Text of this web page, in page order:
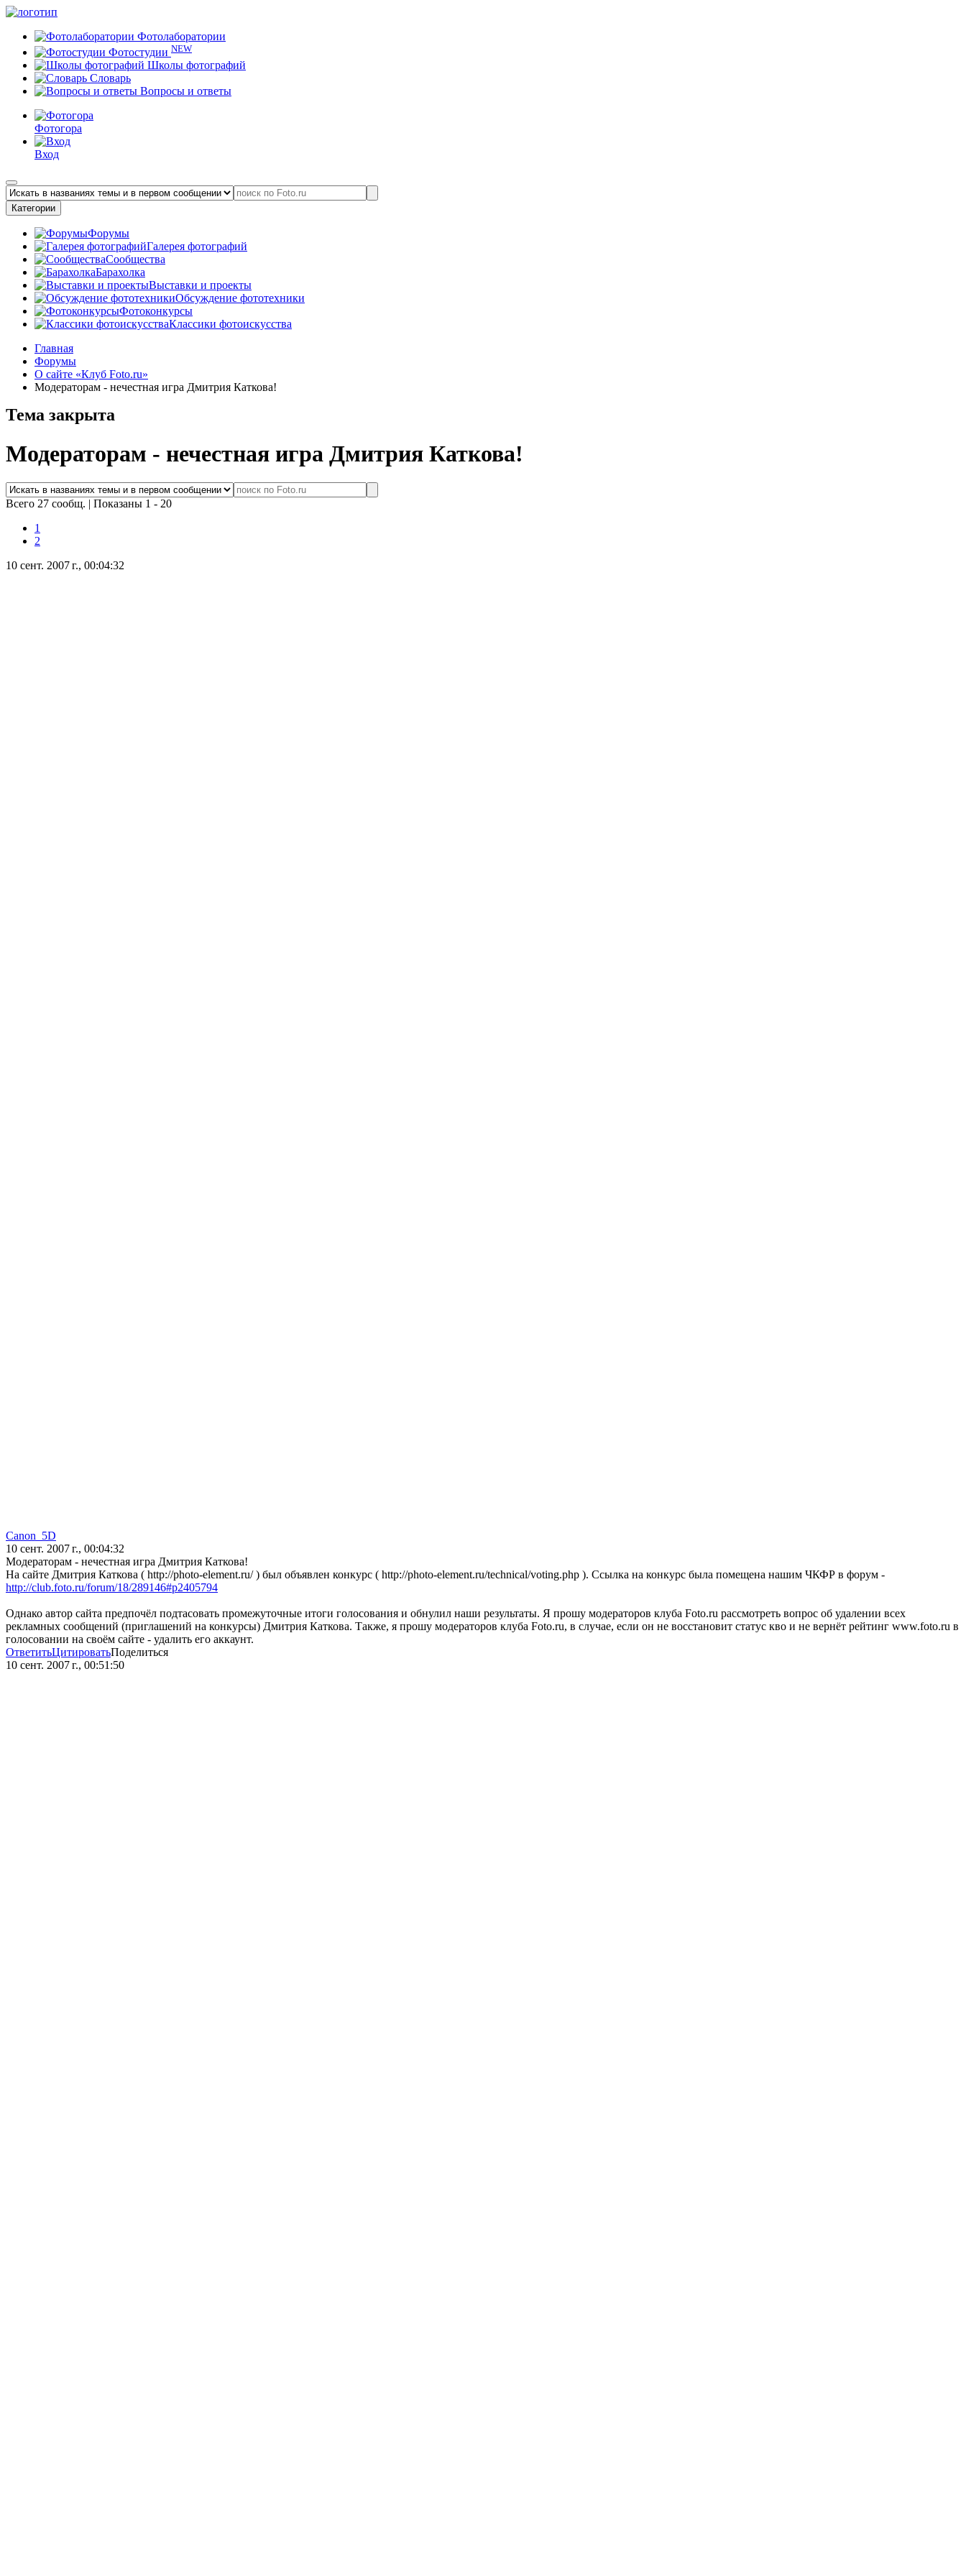
Фотолаборатории
Фотостудии NEW
Школы фотографий
Словарь
Вопросы и ответы
Фотогора
Вход
Категории
Форумы
Галерея фотографий
Сообщества
Барахолка
Выставки и проекты
Обсуждение фототехники
Фотоконкурсы
Классики фотоискусства
Главная
Форумы
О сайте «Клуб Foto.ru»
Модераторам - нечестная игра Дмитрия Каткова!
Тема закрыта
Модераторам - нечестная игра Дмитрия Каткова!
Всего 27 сообщ. | Показаны 1 - 20
1
2
10 сент. 2007 г., 00:04:32
Canon_5D
10 сент. 2007 г., 00:04:32
Модераторам - нечестная игра Дмитрия Каткова!
На сайте Дмитрия Каткова ( http://photo-element.ru/ ) был объявлен конкурс ( http://photo-element.ru/technical/voting.php ). Ссылка на конкурс была помещена нашим ЧКФР в форум -
http://club.foto.ru/forum/18/289146#p2405794
Однако автор сайта предпочёл подтасовать промежуточные итоги голосования и обнулил наши результаты. Я прошу модераторов клуба Foto.ru рассмотреть вопрос об удалении всех
рекламных сообщений (приглашений на конкурсы) Дмитрия Каткова. Также, я прошу модераторов клуба Foto.ru, в случае, если он не восстановит статус кво и не вернёт рейтинг www.foto.ru в
голосовании на своём сайте - удалить его аккаунт.
ОтветитьЦитироватьПоделиться
10 сент. 2007 г., 00:51:50